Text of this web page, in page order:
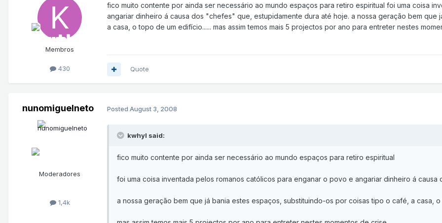
Membros
430
fico muito contente por ainda ser necessário ao mundo espaços para retiro espiritual foi uma coisa
angariar dinheiro á causa dos "chefes" que, estupidamente dura até hoje. a nossa geração bem que
a casa, o topo de um edifício...... mas assim temos mais 5 projectos por ano para entreter nestes
Quote
nunomiguelneto
Moderadores
1,4k
Posted August 3, 2008
kwhyl said:
fico muito contente por ainda ser necessário ao mundo espaços para retiro espiritual
foi uma coisa inventada pelos romanos católicos para enganar o povo e angariar dinheiro á
a nossa geração bem que já bania estes espaços, substituindo-os por coisas tipo o café, a casa, o